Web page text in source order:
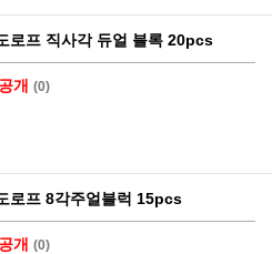
로프 직사각 듀얼 블록 20pcs
개 (0)
로프 8각주얼블럭 15pcs
개 (0)